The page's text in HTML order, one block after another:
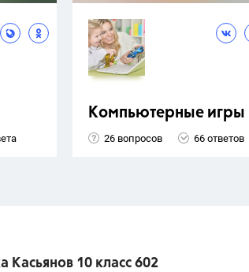
Компьютерные игры
26 вопросов 66 ответов
10 класс 602